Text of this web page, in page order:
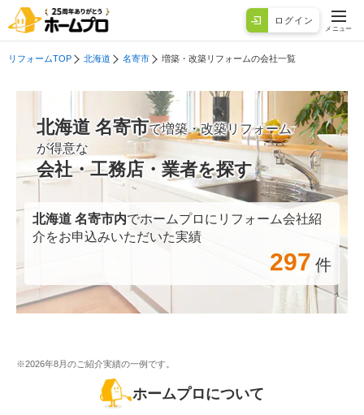
ログイン
メニュー
リフォームTOP 北海道 名寄市 増築・改築リフォームの会社一覧
北海道 名寄市で増築・改築リフォーム
が得意な
会社・工務店・業者を探す
北海道 名寄市内でホームプロにリフォーム会社紹
介をお申込みいただいた実績
297 件
※2026年8月のご紹介実績の一例です。
ホームプロについて